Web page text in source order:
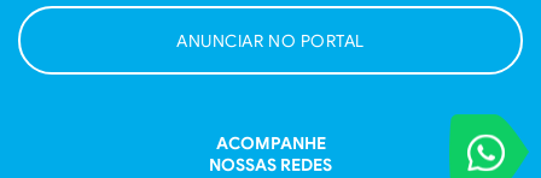
VOCÊ
Entre em
ANUNCIAR NO PORTAL
ACOMPANHE
NOSSAS REDES